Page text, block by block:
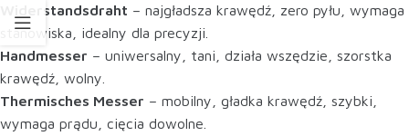
Widerstandsdraht – najgładsza krawędź, zero pyłu, wymaga
stanowiska, idealny dla precyzji.
Handmesser – uniwersalny, tani, działa wszędzie, szorstka
krawędź, wolny.
Thermisches Messer – mobilny, gładka krawędź, szybki,
wymaga prądu, cięcia dowolne.